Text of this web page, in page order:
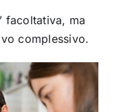
facoltativa, ma
complessivo.